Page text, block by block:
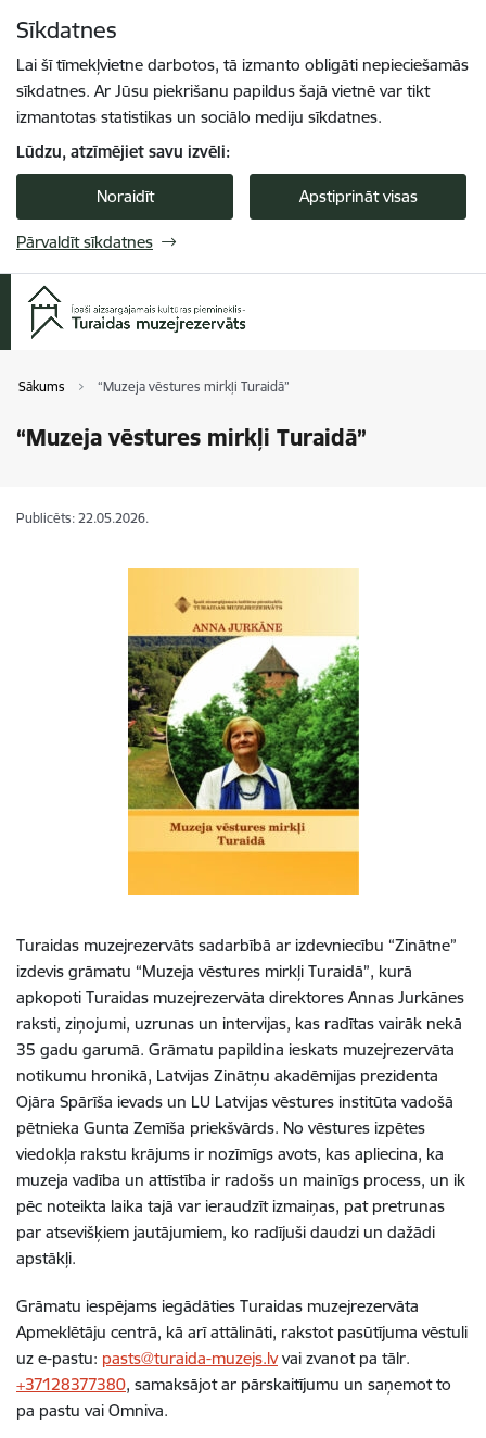
Sīkdatnes
Lai šī tīmekļvietne darbotos, tā izmanto obligāti nepieciešamās
sīkdatnes. Ar Jūsu piekrišanu papildus šajā vietnē var tikt
izmantotas statistikas un sociālo mediju sīkdatnes.
Lūdzu, atzīmējiet savu izvēli:
Noraidīt Apstiprināt visas
Pārvaldīt sīkdatnes
Sākums “Muzeja vēstures mirkļi Turaidā”
“Muzeja vēstures mirkļi Turaidā”
Publicēts: 22.05.2026.
Turaidas muzejrezervāts sadarbībā ar izdevniecību “Zinātne”
izdevis grāmatu “Muzeja vēstures mirkļi Turaidā”, kurā
apkopoti Turaidas muzejrezervāta direktores Annas Jurkānes
raksti, ziņojumi, uzrunas un intervijas, kas radītas vairāk nekā
35 gadu garumā. Grāmatu papildina ieskats muzejrezervāta
notikumu hronikā, Latvijas Zinātņu akadēmijas prezidenta
Ojāra Spārīša ievads un LU Latvijas vēstures institūta vadošā
pētnieka Gunta Zemīša priekšvārds. No vēstures izpētes
viedokļa rakstu krājums ir nozīmīgs avots, kas apliecina, ka
muzeja vadība un attīstība ir radošs un mainīgs process, un ik
pēc noteikta laika tajā var ieraudzīt izmaiņas, pat pretrunas
par atsevišķiem jautājumiem, ko radījuši daudzi un dažādi
apstākļi.
Grāmatu iespējams iegādāties Turaidas muzejrezervāta
Apmeklētāju centrā, kā arī attālināti, rakstot pasūtījuma vēstuli
uz e-pastu: pasts@turaida-muzejs.lvvai zvanot pa tālr.
+37128377380, samaksājot ar pārskaitījumu un saņemot to
pa pastu vai Omniva.